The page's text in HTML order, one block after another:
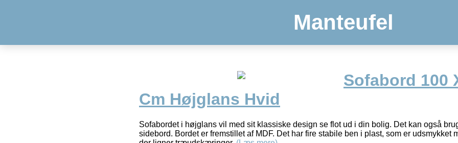
Manteufel
Sofabord 100
Cm Højglans Hvid
Sofabordet i højglans vil med sit klassiske design se flot ud i din bolig. Det kan også
sidebord. Bordet er fremstillet af MDF. Det har fire stabile ben i plast, som er udsmykket